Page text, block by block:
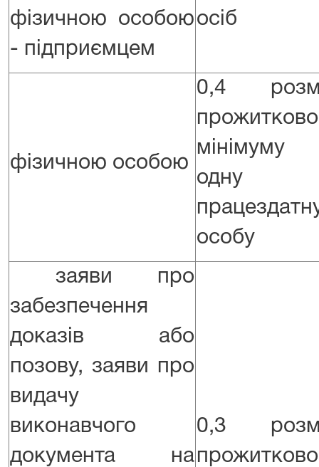
фізичною особою
- підприємцем
осіб
фізичною особою
0,4
мінімуму
одну
особу
заяви про
забезпечення
доказів або
позову, заяви про
видачу
виконавчого
документа на
0,3